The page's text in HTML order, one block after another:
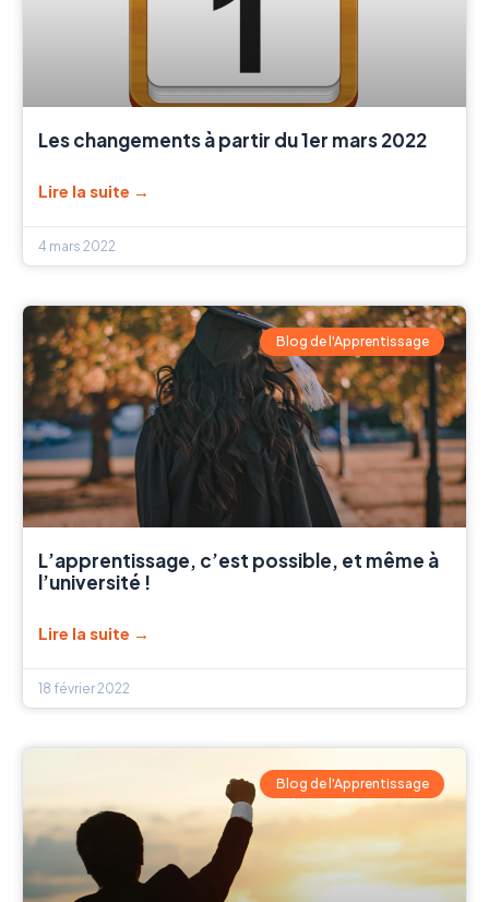
Les changements à partir du 1er mars 2022
Lire la suite →
4 mars 2022
Blog de l'Apprentissage
L’apprentissage, c’est possible, et même à
l’université !
Lire la suite →
18 février 2022
Blog de l'Apprentissage